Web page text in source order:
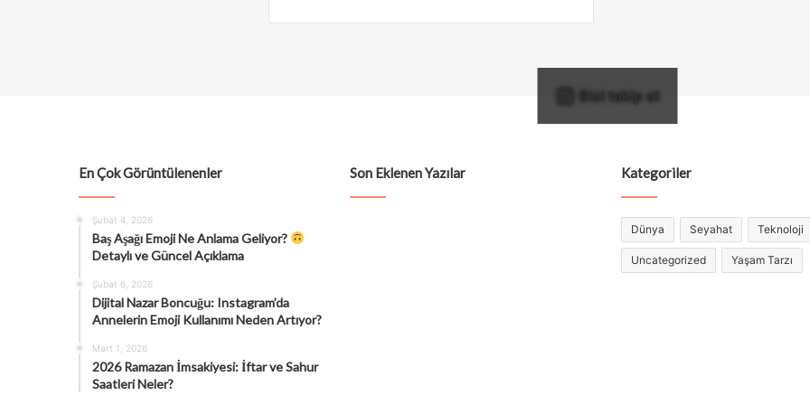
Bizi takip et
En Çok Görüntülenenler
Şubat 4, 2026
Baş Aşağı Emoji Ne Anlama Geliyor?
Detaylı ve Güncel Açıklama
Şubat 6, 2026
Dijital Nazar Boncuğu: Instagram’da
Annelerin Emoji Kullanımı Neden Artıyor?
Mart 1, 2026
2026 Ramazan İmsakiyesi: İftar ve Sahur
Saatleri Neler?
Son Eklenen Yazılar Kategoriler
Dünya Seyahat Teknoloji
Uncategorized Yaşam Tarzı